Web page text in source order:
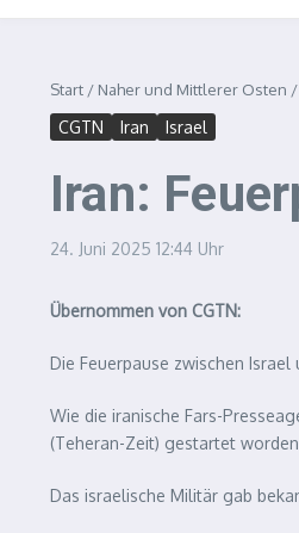
Start / Naher und Mittlerer Osten /
CGTN Iran Israel
Iran:
24. Juni 2025 12:44 Uhr
Übernommen von CGTN:
Die Feuerpause zwischen
Wie die iranische Fars-
(Teheran-Zeit) gestartet
Das israelische Militär gab